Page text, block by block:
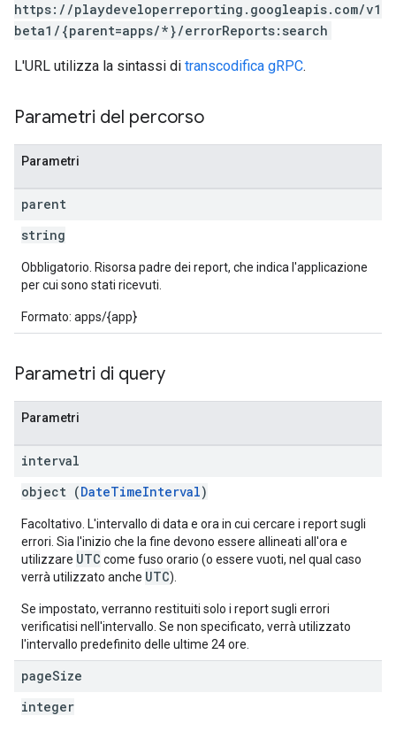
https://playdeveloperreporting.googleapis.com/v1
beta1/{parent=apps/*}/errorReports:search
L'URL utilizza la sintassi di transcodifica gRPC.
Parametri del percorso
Parametri
parent
string
Obbligatorio. Risorsa padre dei report, che indica l'applicazione
per cui sono stati ricevuti.
Formato: apps/{app}
Parametri di query
Parametri
interval
object (DateTimeInterval)
Facoltativo. L'intervallo di data e ora in cui cercare i report sugli
errori. Sia l'inizio che la fine devono essere allineati all'ora e
utilizzare UTC come fuso orario (o essere vuoti, nel qual caso
verrà utilizzato anche UTC).
Se impostato, verranno restituiti solo i report sugli errori
verificatisi nell'intervallo. Se non specificato, verrà utilizzato
l'intervallo predefinito delle ultime 24 ore.
pageSize
integer